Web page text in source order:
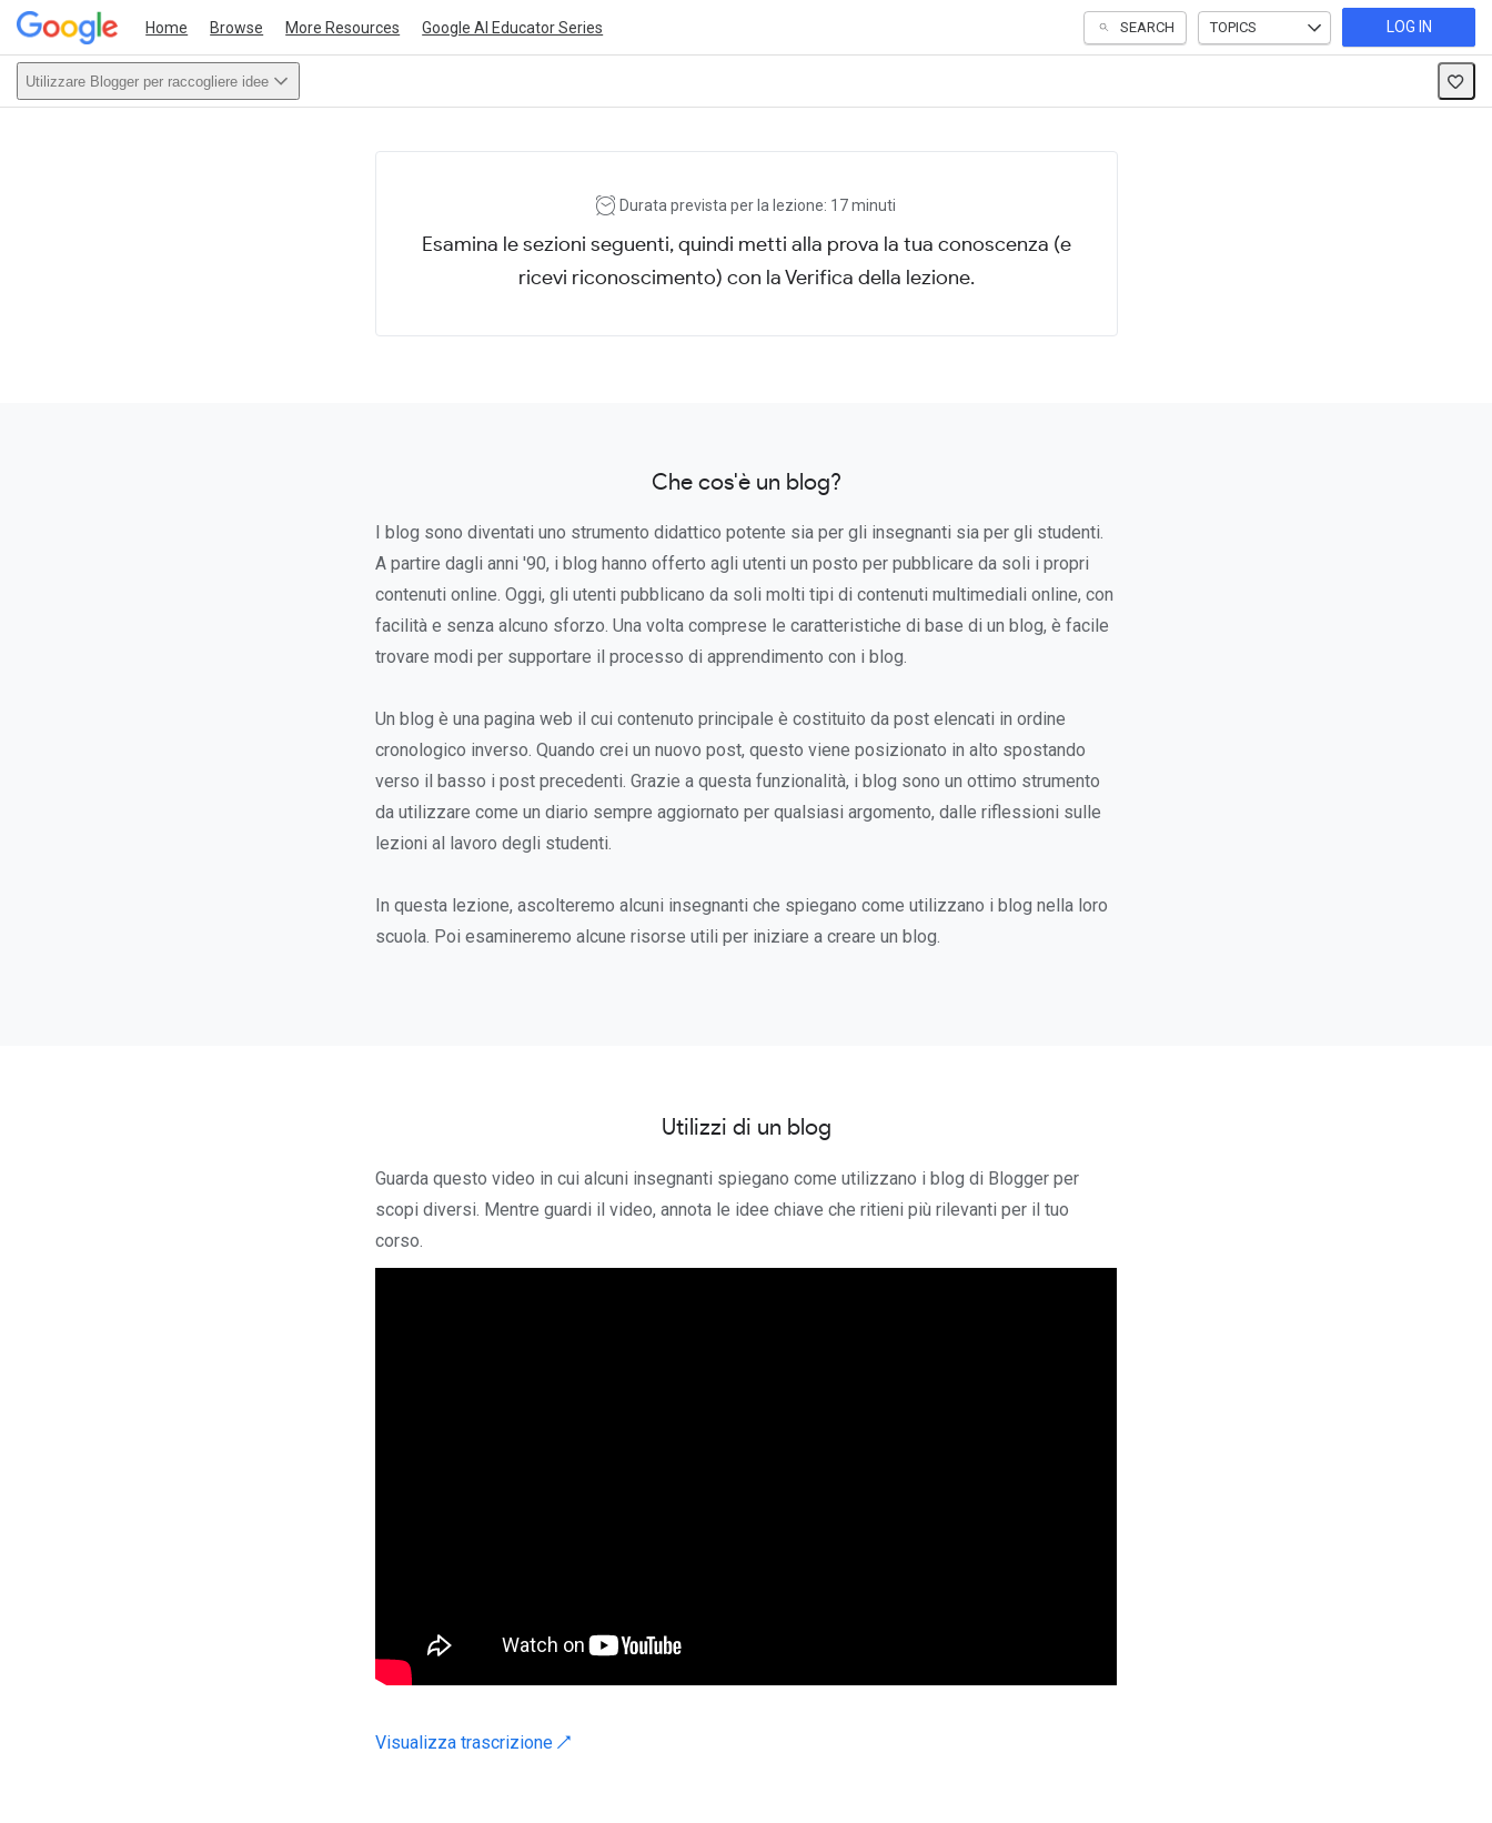
Home Browse More Resources Google AI Educator Series SEARCH TOPICS LOG IN
Utilizzare Blogger per raccogliere idee
Durata prevista per la lezione: 17 minuti
Esamina le sezioni seguenti, quindi metti alla prova la tua conoscenza (e
ricevi riconoscimento) con la Verifica della lezione.
Che cos'è un blog?
I blog sono diventati uno strumento didattico potente sia per gli insegnanti sia per gli studenti.
A partire dagli anni '90, i blog hanno offerto agli utenti un posto per pubblicare da soli i propri
contenuti online. Oggi, gli utenti pubblicano da soli molti tipi di contenuti multimediali online, con
facilità e senza alcuno sforzo. Una volta comprese le caratteristiche di base di un blog, è facile
trovare modi per supportare il processo di apprendimento con i blog.
Un blog è una pagina web il cui contenuto principale è costituito da post elencati in ordine
cronologico inverso. Quando crei un nuovo post, questo viene posizionato in alto spostando
verso il basso i post precedenti. Grazie a questa funzionalità, i blog sono un ottimo strumento
da utilizzare come un diario sempre aggiornato per qualsiasi argomento, dalle riflessioni sulle
lezioni al lavoro degli studenti.
In questa lezione, ascolteremo alcuni insegnanti che spiegano come utilizzano i blog nella loro
scuola. Poi esamineremo alcune risorse utili per iniziare a creare un blog.
Utilizzi di un blog
Guarda questo video in cui alcuni insegnanti spiegano come utilizzano i blog di Blogger per
scopi diversi. Mentre guardi il video, annota le idee chiave che ritieni più rilevanti per il tuo
corso.
Visualizza trascrizione ↗